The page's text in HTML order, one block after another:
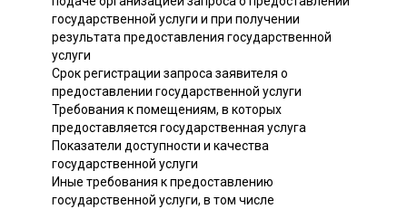
государственной услуги и при получении
результата предоставления государственной
услуги
Срок регистрации запроса заявителя о
предоставлении государственной услуги
Требования к помещениям, в которых
предоставляется государственная услуга
Показатели доступности и качества
государственной услуги
Иные требования к предоставлению
государственной услуги, в том числе